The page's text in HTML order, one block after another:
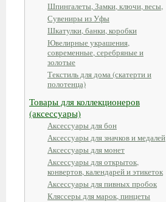
Шпингалеты, Замки, ключи, весы,
Сувениры из Уфы
Шкатулки, банки, коробки
Ювелирные украшения,
современные, серебряные и
золотые
Текстиль для дома (скатерти и
полотенца)
Товары для коллекционеров
(аксессуары)
Аксессуары для бон
Аксессуары для значков и медалей
Аксессуары для монет
Аксессуары для открыток,
конвертов, календарей и этикеток
Аксессуары для пивных пробок
Кляссеры для марок, пинцеты